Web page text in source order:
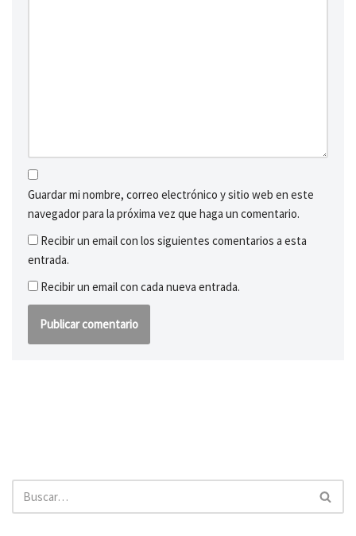
Guardar mi nombre, correo electrónico y sitio web en este
navegador para la próxima vez que haga un comentario.
Recibir un email con los siguientes comentarios a esta
entrada.
Recibir un email con cada nueva entrada.